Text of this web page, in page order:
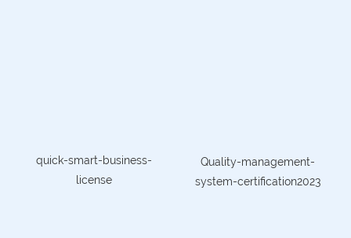
quick-smart-business-
license
Quality-management-
system-certification2023